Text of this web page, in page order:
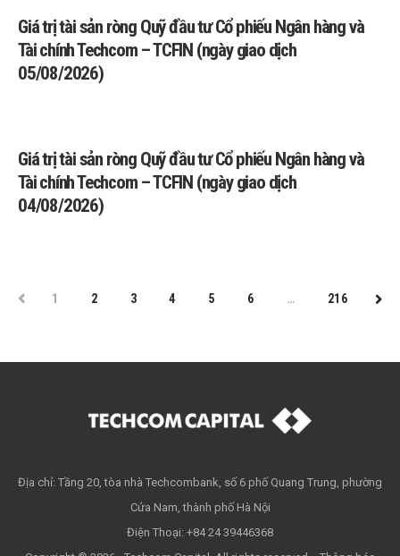
Giá trị tài sản ròng Quỹ đầu tư Cổ phiếu Ngân hàng và
Tài chính Techcom – TCFIN (ngày giao dịch
05/08/2026)
Giá trị tài sản ròng Quỹ đầu tư Cổ phiếu Ngân hàng và
Tài chính Techcom – TCFIN (ngày giao dịch
04/08/2026)
PREV1 2 3 4 5 6 … 216
Địa chỉ: Tầng 20, tòa nhà Techcombank, số 6 phố Quang Trung, phường
Cửa Nam, thành phố Hà Nội
Điện Thoại: +84 24 39446368